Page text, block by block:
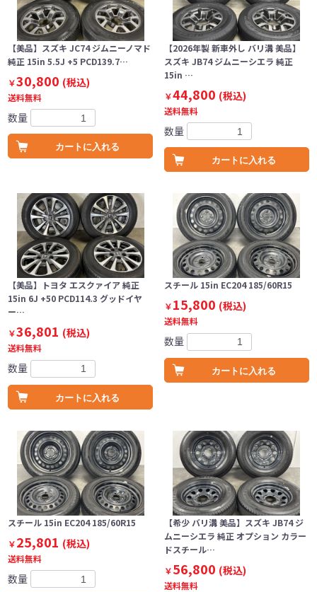
【美品】スズキ JC74 ジムニーノマド
純正 15in 5.5J +5 PCD139.7…
￥30,800 (税込)
送料無料
数量
カートに入れる
【2026年製 新車外し バリ溝 美品】
スズキ JB74 ジムニーシエラ 純正
15in …
￥44,800 (税込)
送料無料
数量
カートに入れる
【美品】トヨタ エスクァイア 純正
15in 6J +50 PCD114.3 グッドイヤ
ー…
￥36,801 (税込)
送料無料
数量
カートに入れる
スチール 15in EC204 185/60R15
￥15,800 (税込)
送料無料
数量
カートに入れる
スチール 15in EC204 185/60R15
￥25,801 (税込)
送料無料
数量
【希少 バリ溝 美品】スズキ JB74 ジ
ムニーシエラ 純正 オプション カラー
ドスチール…
￥56,800 (税込)
送料無料